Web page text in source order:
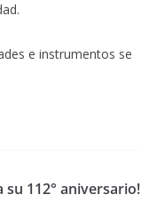
e instrumentos se
su 112° aniversario!